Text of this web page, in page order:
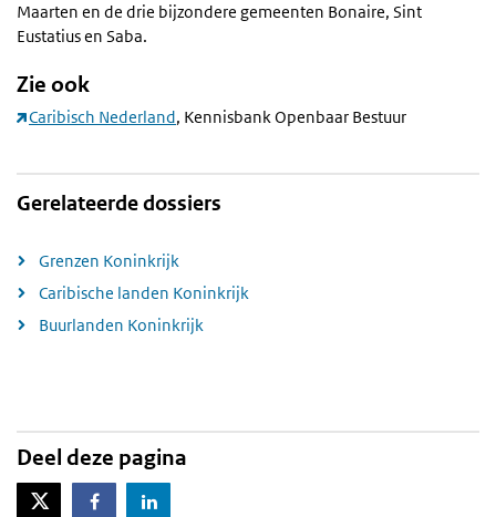
Maarten en de drie bijzondere gemeenten Bonaire, Sint
Eustatius en Saba.
Zie ook
Caribisch Nederland, Kennisbank Openbaar Bestuur
Gerelateerde dossiers
Grenzen Koninkrijk
Caribische landen Koninkrijk
Buurlanden Koninkrijk
Deel deze pagina
X-TwitterFacebookLinkedIn